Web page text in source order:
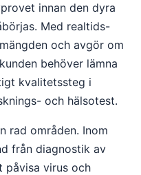
innan den dyra
Med realtids-
och avgör om
behöver lämna
kvalitetssteg i
och hälsotest.
rad områden. Inom
från diagnostik av
påvisa virus och